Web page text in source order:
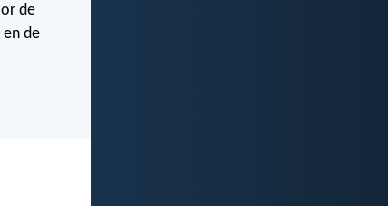
de
en de